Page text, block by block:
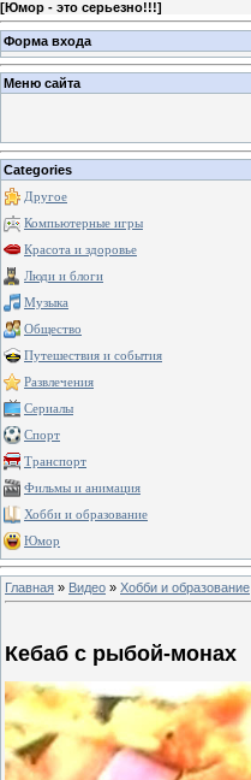
[Юмор - это серьезно!!!]
Форма входа
Меню сайта
Categories
Другое
Компьютерные игры
Красота и здоровье
Люди и блоги
Музыка
Общество
Путешествия и события
Развлечения
Сериалы
Спорт
Транспорт
Фильмы и анимация
Хобби и образование
Юмор
Главная » Видео » Хобби и образование
Кебаб с рыбой-монах